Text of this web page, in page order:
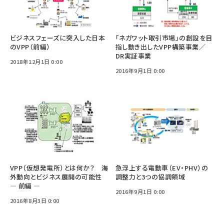
ビジネスフェーズに突入した日本
のVPP（前編）
2018年12月1日 0:00
「ネガワット取引市場」の創設を目
指し動き出したVPP構築事業／
DR実証事業
2016年9月1日 0:00
VPP（仮想発電所）とは何か？ 海
外動向とビジネス展開の可能性
— 前編 —
2016年8月3日 0:00
急浮上する電動車（EV・PHV）の
調整力と3つの協調領域
2016年9月1日 0:00